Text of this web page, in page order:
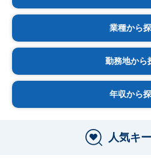
業種から
勤務地から
年収から
人気キ